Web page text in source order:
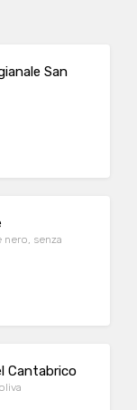
San
senza
Cantabrico